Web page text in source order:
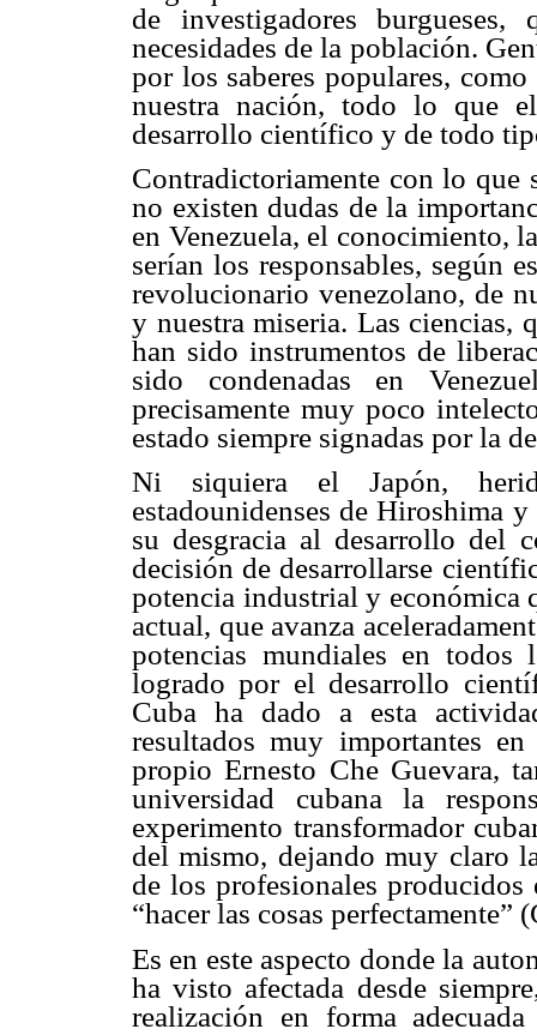
de investigadores
necesidades de la población.
por los saberes populares,
nuestra nación, todo lo que
desarrollo científico y de todo
Contradictoriamente con lo que
no existen dudas de la
en Venezuela, el conocimiento,
serían los responsables, según
revolucionario venezolano, de
y nuestra miseria. Las ciencias,
han sido instrumentos de
sido condenadas en
precisamente muy poco
estado siempre signadas por la
Ni siquiera el Japón,
estadounidenses de Hiroshima
su desgracia al desarrollo del
decisión de desarrollarse
potencia industrial y económica
actual, que avanza
potencias mundiales en
logrado por el desarrollo
Cuba ha dado a esta
resultados muy importantes
propio Ernesto Che Guevara,
universidad cubana la
experimento transformador
del mismo, dejando muy claro
de los profesionales
“hacer las cosas perfectamente”
Es en este aspecto donde la
ha visto afectada desde
realización en forma